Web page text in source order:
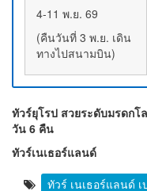
4-11 พ.ย. 69
(คืนวันที่ 3 พ.ย. เดิน
ทางไปสนามบิน)
ทัวร์ยุโรป สวยระดับมรดกโ
วัน 6 คืน
ทัวร์เนเธอร์แลนด์
ทัวร์ เนเธอร์แลนด์ เ